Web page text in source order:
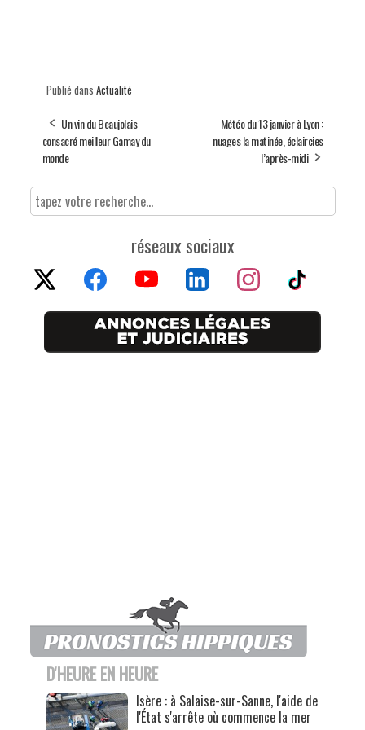
Publié dans Actualité
Un vin du Beaujolais
consacré meilleur Gamay du
monde
Météo du 13 janvier à Lyon :
nuages la matinée, éclaircies
l’après-midi
réseaux sociaux
D'HEURE EN HEURE
Isère : à Salaise-sur-Sanne, l'aide de
l'État s'arrête où commence la mer